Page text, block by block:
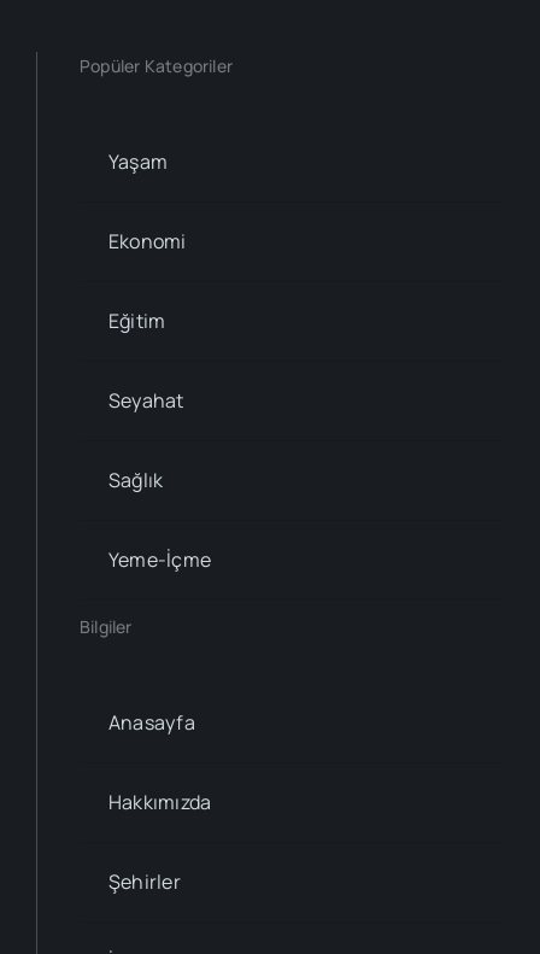
Popüler Kategoriler
Yaşam
Ekonomi
Eğitim
Seyahat
Sağlık
Yeme-İçme
Bilgiler
Anasayfa
Hakkımızda
Şehirler